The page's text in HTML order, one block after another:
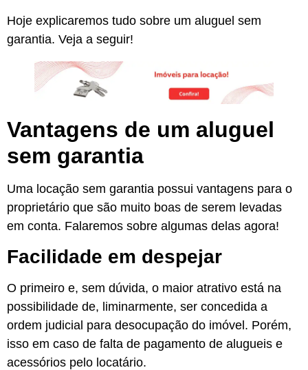
Hoje explicaremos tudo sobre um aluguel sem
garantia. Veja a seguir!
Vantagens de um aluguel
sem garantia
Uma locação sem garantia possui vantagens para o
proprietário que são muito boas de serem levadas
em conta. Falaremos sobre algumas delas agora!
Facilidade em despejar
O primeiro e, sem dúvida, o maior atrativo está na
possibilidade de, liminarmente, ser concedida a
ordem judicial para desocupação do imóvel. Porém,
isso em caso de falta de pagamento de alugueis e
acessórios pelo locatário.